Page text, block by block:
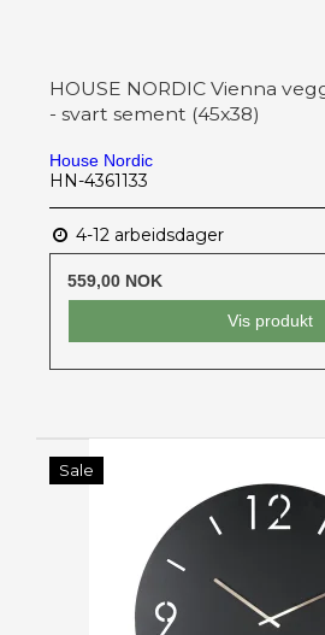
HOUSE NORDIC Vienna
- svart sement (45x38)
House Nordic
HN-4361133
4-12 arbeidsdager
559,00 NOK
Vis produkt
Sale